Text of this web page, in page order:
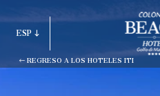
REGRESO A LOS HOTELES ITI
ESP